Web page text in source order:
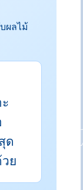
ผลไม้
ด
ย